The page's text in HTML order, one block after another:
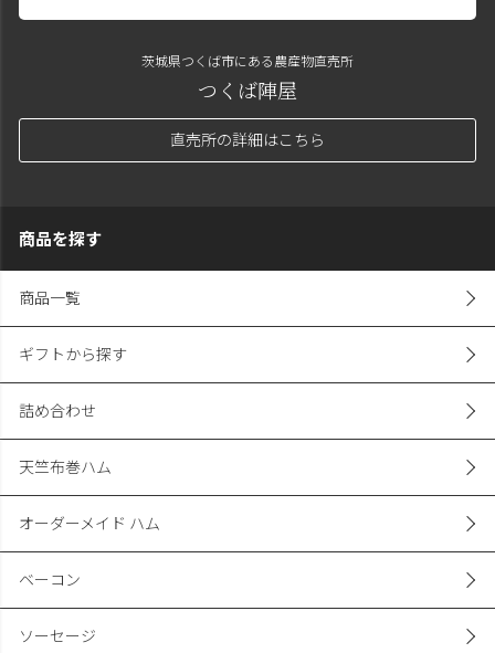
茨城県つくば市にある農産物直売所
つくば陣屋
直売所の詳細はこちら
商品を探す
商品一覧
ギフトから探す
詰め合わせ
天竺布巻ハム
オーダーメイド ハム
ベーコン
ソーセージ